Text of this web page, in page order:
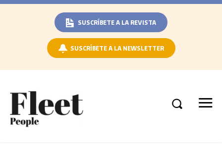
SUSCRÍBETE A LA REVISTA
SUSCRÍBETE A LA NEWSLETTER